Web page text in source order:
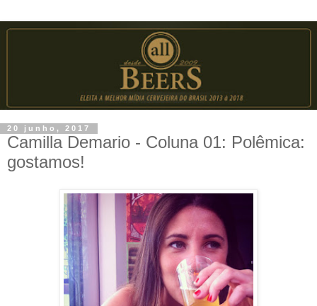
20 junho, 2017
Camilla Demario - Coluna 01: Polêmica:
gostamos!